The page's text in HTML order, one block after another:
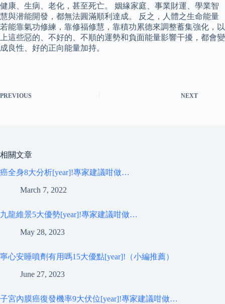
健康、生病、老化，甚至死亡。 姻緣家庭、事業財運、學業智
慧與潜能開發，都無法圓滿順利達成。 反之，人體之生命能量
若能靠氣功修練，靠修福修慧，靠積功累德來調整蓄集強化，以
上這些惡的、不好的、不順的運勢和負面能量影響干擾，都會變
成良性、好的正向能量加持。
PREVIOUS NEXT
相關文章
癌全身8大分析[year]!專家建議咁做…
March 7, 2022
九龍維景5大優勢[year]!專家建議咁做…
May 28, 2023
寧心安睡噴劑有用嗎15大優點[year]!（小編推薦）
June 27, 2023
子宮內膜癌復發機率9大伏位[year]!專家建議咁做…